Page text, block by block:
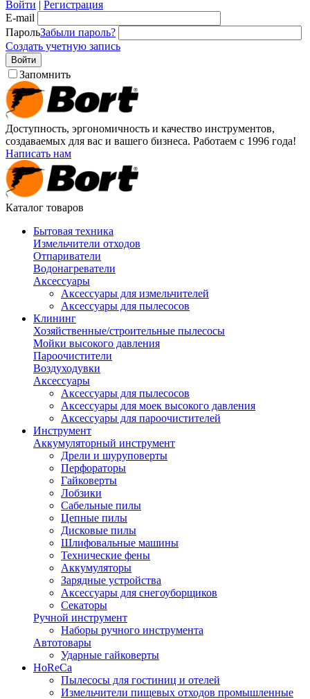
Войти | Регистрация
E-mail
ПарольЗабыли пароль?
Создать учетную запись
Войти
Запомнить
Доступность, эргономичность и качество инструментов,
создаваемых для вас и вашего бизнеса. Работаем с 1996 года!
Написать нам
Каталог товаров
Бытовая техника
Измельчители отходов
Отпариватели
Водонагреватели
Аксессуары
Аксессуары для измельчителей
Аксессуары для пылесосов
Клининг
Хозяйственные/строительные пылесосы
Мойки высокого давления
Пароочистители
Воздуходувки
Аксессуары
Аксессуары для пылесосов
Аксессуары для моек высокого давления
Аксессуары для пароочистителей
Инструмент
Аккумуляторный инструмент
Дрели и шуруповерты
Перфораторы
Гайковерты
Лобзики
Сабельные пилы
Цепные пилы
Дисковые пилы
Шлифовальные машины
Технические фены
Аккумуляторы
Зарядные устройства
Аксессуары для снегоуборщиков
Секаторы
Ручной инструмент
Наборы ручного инструмента
Автотовары
Ударные гайковерты
HoReCa
Пылесосы для гостиниц и отелей
Измельчители пищевых отходов промышленные